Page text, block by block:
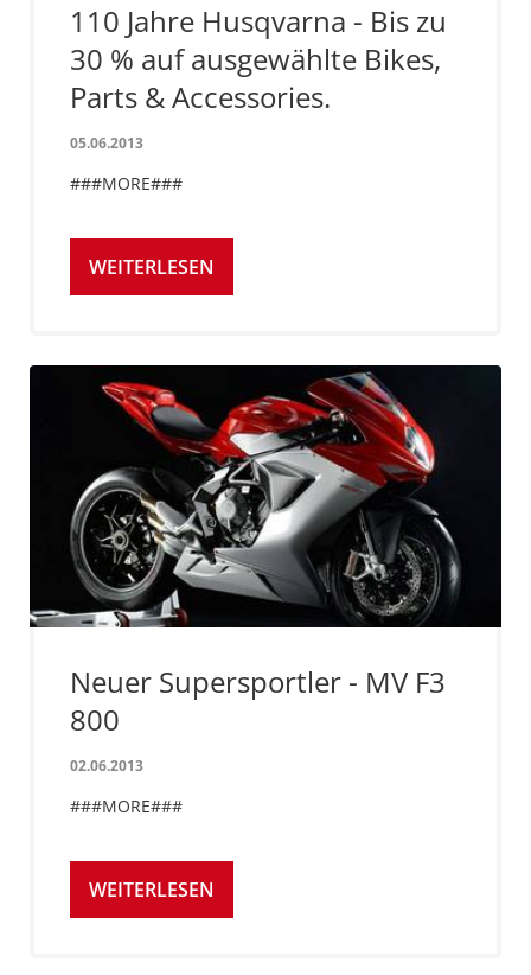
110 Jahre Husqvarna - Bis zu
30 % auf ausgewählte Bikes,
Parts & Accessories.
05.06.2013
###MORE###
WEITERLESEN
Neuer Supersportler - MV F3
800
02.06.2013
###MORE###
WEITERLESEN